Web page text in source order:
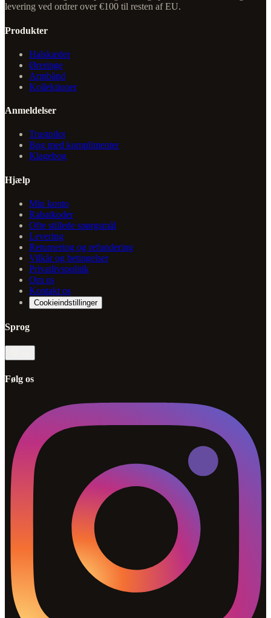
levering ved ordrer over €100 til resten af EU.
Produkter
Halskæder
Øreringe
Armbånd
Kollektioner
Anmeldelser
Trustpilot
Bog med komplimenter
Klagebog
Hjælp
Min konto
Rabatkoder
Ofte stillede spørgsmål
Levering
Returnering og refundering
Vilkår og betingelser
Privatlivspolitik
Om os
Kontakt os
Cookieindstillinger
Sprog
Følg os